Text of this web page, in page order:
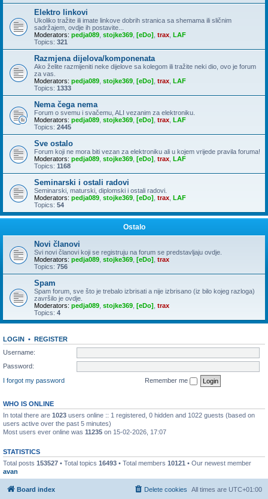
Elektro linkovi
Ukoliko tražite ili imate linkove dobrih stranica sa shemama ili sličnim
sadržajem, ovdje ih postavite...
Moderators: pedja089 stojke369 [eDo] trax LAF
Topics: 321
Razmjena dijelova/komponenata
Ako želite razmijeniti neke dijelove sa kolegom ili tražite neki dio, ovo je forum
za vas.
Moderators: pedja089 stojke369 [eDo] trax LAF
Topics: 1333
Nema čega nema
Forum o svemu i svačemu, ALI vezanim za elektroniku.
Moderators: pedja089 stojke369 [eDo] trax LAF
Topics: 2445
Sve ostalo
Forum koji ne mora biti vezan za elektroniku ali u kojem vrijede pravila foruma!
Moderators: pedja089 stojke369 [eDo] trax LAF
Topics: 1168
Seminarski i ostali radovi
Seminarski, maturski, diplomski i ostali radovi.
Moderators: pedja089 stojke369 [eDo] trax LAF
Topics: 54
Ostalo
Novi članovi
Svi novi članovi koji se registruju na forum se predstavljaju ovdje.
Moderators: pedja089 stojke369 [eDo] trax
Topics: 756
Spam
Spam forum, sve što je trebalo izbrisati a nije izbrisano (iz bilo kojeg razloga)
završilo je ovdje.
Moderators: pedja089 stojke369 [eDo] trax
Topics: 4
LOGIN • REGISTER
Username:
Password:
I forgot my password
Remember me
WHO IS ONLINE
In total there are 1023 users online :: 1 registered, 0 hidden and 1022 guests (based on
users active over the past 5 minutes)
Most users ever online was 11235 on 15-02-2026, 17:07
STATISTICS
Total posts 153527 • Total topics 16493 • Total members 10121 • Our newest member
avan
Board index All times are UTC+01:00
Delete cookies